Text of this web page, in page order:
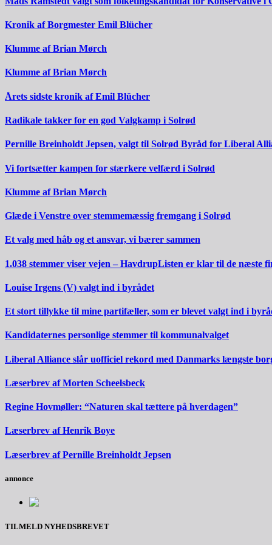
Kronik af Borgmester Emil Blücher
Klumme af Brian Mørch
Klumme af Brian Mørch
Årets sidste kronik af Emil Blücher
Radikale takker for en god Valgkamp i Solrød
Pernille Breinholdt Jepsen, valgt til Solrød Byråd for Liberal
Vi fortsætter kampen for stærkere velfærd i Solrød
Klumme af Brian Mørch
Glæde i Venstre over stemmemæssig fremgang i Solrød
Et valg med håb og et ansvar, vi bærer sammen
1.038 stemmer viser vejen – HavdrupListen er klar til de næste
Louise Irgens (V) valgt ind i byrådet
Et stort tillykke til mine partifæller, som er blevet valgt ind i
Kandidaternes personlige stemmer til kommunalvalget
Liberal Alliance slår uofficiel rekord med Danmarks længste
Læserbrev af Morten Scheelsbeck
Regine Hovmøller: “Naturen skal tættere på hverdagen”
Læserbrev af Henrik Boye
Læserbrev af Pernille Breinholdt Jepsen
annonce
TILMELD NYHEDSBREVET